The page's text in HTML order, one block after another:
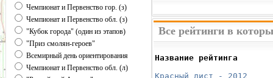
Чемпионат и Первенство гор. (з)
Чемпионат и Первенство обл. (з)
"Кубок города" (один из этапов)
"Приз смолян-героев"
Всемирный день ориентирования
Чемпионат и Первенство обл. (л)
Все рейтинги в
Название рейтинга
Красный лист - 2012